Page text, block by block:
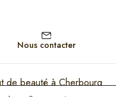
Nous contacter
de beauté à Cherbourg